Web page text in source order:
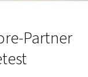
Partner